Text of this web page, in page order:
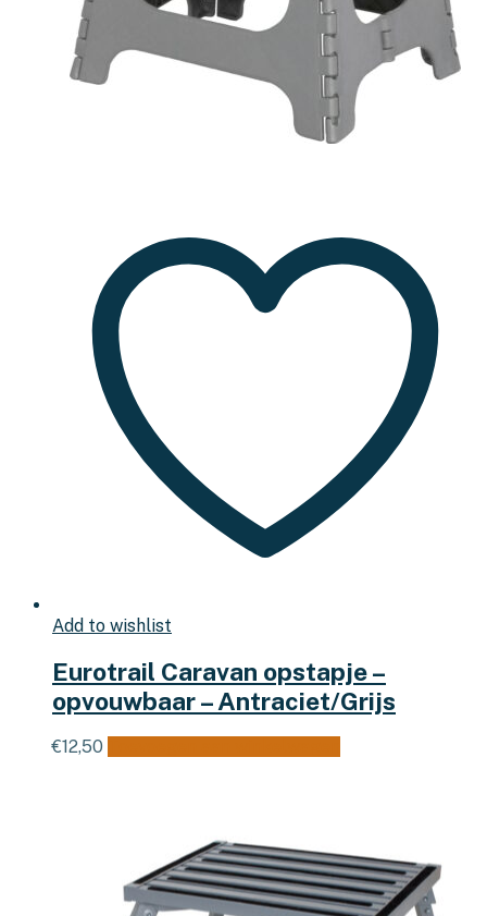
Add to wishlist
Eurotrail Caravan opstapje –
opvouwbaar – Antraciet/Grijs
€12,50